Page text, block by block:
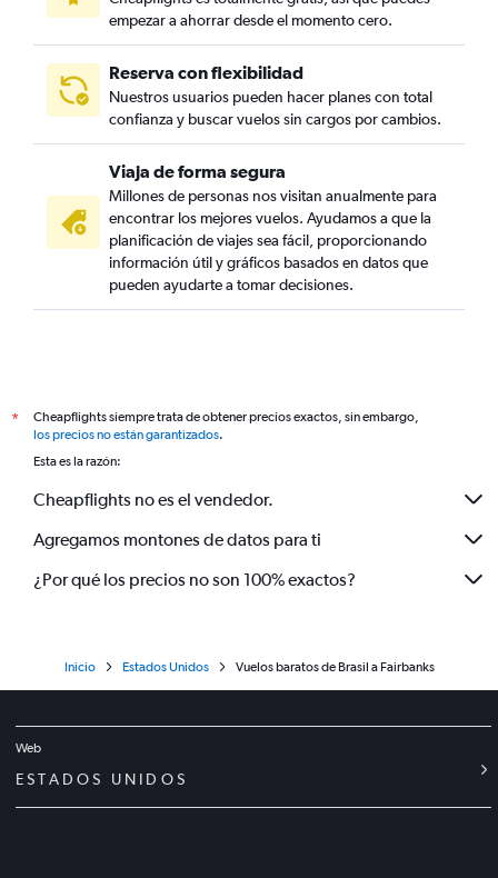
empezar a ahorrar desde el momento cero.
Reserva con flexibilidad
Nuestros usuarios pueden hacer planes con total
confianza y buscar vuelos sin cargos por cambios.
Viaja de forma segura
Millones de personas nos visitan anualmente para
encontrar los mejores vuelos. Ayudamos a que la
planificación de viajes sea fácil, proporcionando
información útil y gráficos basados en datos que
pueden ayudarte a tomar decisiones.
*
Cheapflights siempre trata de obtener precios exactos, sin embargo,
los precios no están garantizados.
Esta es la razón:
Cheapflights no es el vendedor.
Agregamos montones de datos para ti
¿Por qué los precios no son 100% exactos?
Inicio Estados Unidos Vuelos baratos de Brasil a Fairbanks
Web
ESTADOS UNIDOS